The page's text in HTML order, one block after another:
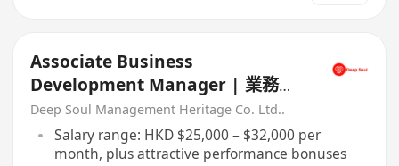
Associate Business
Development Manager | 業務發
展副經理
Deep Soul Management Heritage Co. Ltd..
Salary range: HKD $25,000 – $32,000 per
month, plus attractive performance bonuses